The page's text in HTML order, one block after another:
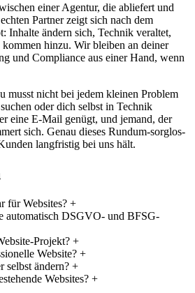
einer Agentur, die abliefert und
Partner zeigt sich nach dem
Inhalte ändern sich, Technik veraltet,
hinzu. Wir bleiben an deiner
und Compliance aus einer Hand, wenn
musst nicht bei jedem kleinen Problem
oder dich selbst in Technik
eine E-Mail genügt, und jemand, der
sich. Genau dieses Rundum-sorglos-
langfristig bei uns hält.
für Websites? +
automatisch DSGVO- und BFSG-
Projekt? +
Website? +
selbst ändern? +
Websites? +